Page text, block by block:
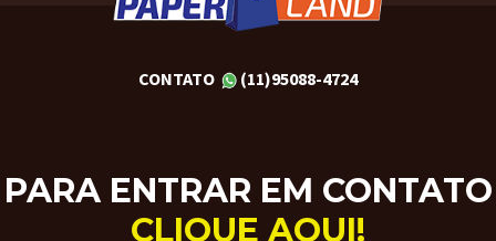
CONTATO (11)95088-4724
PARA ENTRAR EM CONTATO
CLIQUE AQUI!